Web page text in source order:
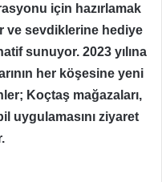
için hazırlamak
ve sevdiklerine hediye
sunuyor. 2023 yılına
her köşesine yeni
Koçtaş mağazaları,
uygulamasını ziyaret